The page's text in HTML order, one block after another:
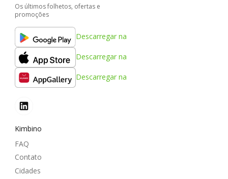
Os últimos folhetos, ofertas e
promoções
Descarregar na
Descarregar na
Descarregar na
Kimbino
FAQ
Contato
Cidades